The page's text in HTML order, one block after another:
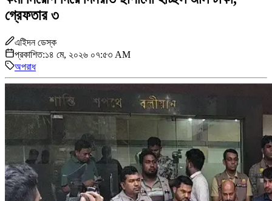
গ্রেফতার ৩
এইিদন ডেস্ক
প্রকাশিত:১৪ মে, ২০২৬ ০৭:৫৩ AM
অপরাধ